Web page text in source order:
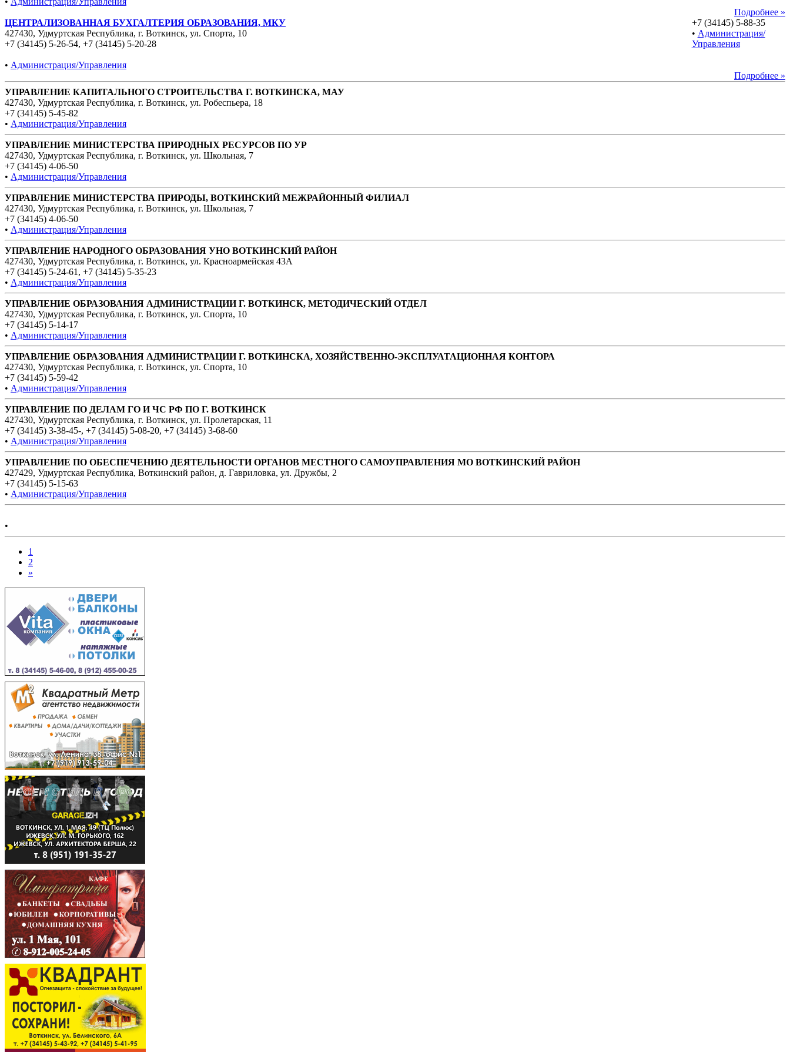
Подробнее »
ЦЕНТРАЛИЗОВАННАЯ БУХГАЛТЕРИЯ ОБРАЗОВАНИЯ, МКУ
427430, Удмуртская Республика, г. Воткинск, ул. Спорта, 10
+7 (34145) 5-26-54, +7 (34145) 5-20-28
• Администрация/Управления
Подробнее »
+7 (34145) 5-88-35
• Администрация/
Управления
УПРАВЛЕНИЕ КАПИТАЛЬНОГО СТРОИТЕЛЬСТВА Г. ВОТКИНСКА, МАУ
427430, Удмуртская Республика, г. Воткинск, ул. Робеспьера, 18
+7 (34145) 5-45-82
• Администрация/Управления
УПРАВЛЕНИЕ МИНИСТЕРСТВА ПРИРОДНЫХ РЕСУРСОВ ПО УР
427430, Удмуртская Республика, г. Воткинск, ул. Школьная, 7
+7 (34145) 4-06-50
• Администрация/Управления
УПРАВЛЕНИЕ МИНИСТЕРСТВА ПРИРОДЫ, ВОТКИНСКИЙ МЕЖРАЙОННЫЙ ФИЛИАЛ
427430, Удмуртская Республика, г. Воткинск, ул. Школьная, 7
+7 (34145) 4-06-50
• Администрация/Управления
УПРАВЛЕНИЕ НАРОДНОГО ОБРАЗОВАНИЯ УНО ВОТКИНСКИЙ РАЙОН
427430, Удмуртская Республика, г. Воткинск, ул. Красноармейская 43А
+7 (34145) 5-24-61 , +7 (34145) 5-35-23
• Администрация/Управления
УПРАВЛЕНИЕ ОБРАЗОВАНИЯ АДМИНИСТРАЦИИ Г. ВОТКИНСК, МЕТОДИЧЕСКИЙ ОТДЕЛ
427430, Удмуртская Республика, г. Воткинск, ул. Спорта, 10
+7 (34145) 5-14-17
• Администрация/Управления
УПРАВЛЕНИЕ ОБРАЗОВАНИЯ АДМИНИСТРАЦИИ Г. ВОТКИНСКА, ХОЗЯЙСТВЕННО-ЭКСПЛУАТАЦИОННАЯ КОНТОРА
427430, Удмуртская Республика, г. Воткинск, ул. Спорта, 10
+7 (34145) 5-59-42
• Администрация/Управления
УПРАВЛЕНИЕ ПО ДЕЛАМ ГО И ЧС РФ ПО Г. ВОТКИНСК
427430, Удмуртская Республика, г. Воткинск, ул. Пролетарская, 11
+7 (34145) 3-38-45-, +7 (34145) 5-08-20, +7 (34145) 3-68-60
• Администрация/Управления
УПРАВЛЕНИЕ ПО ОБЕСПЕЧЕНИЮ ДЕЯТЕЛЬНОСТИ ОРГАНОВ МЕСТНОГО САМОУПРАВЛЕНИЯ МО ВОТКИНСКИЙ РАЙОН
427429, Удмуртская Республика, Воткинский район, д. Гавриловка, ул. Дружбы, 2
+7 (34145) 5-15-63
• Администрация/Управления
•
1
2
»